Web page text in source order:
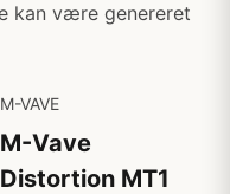
kan være genereret
M-VAVE
M-Vave
Distortion MT1